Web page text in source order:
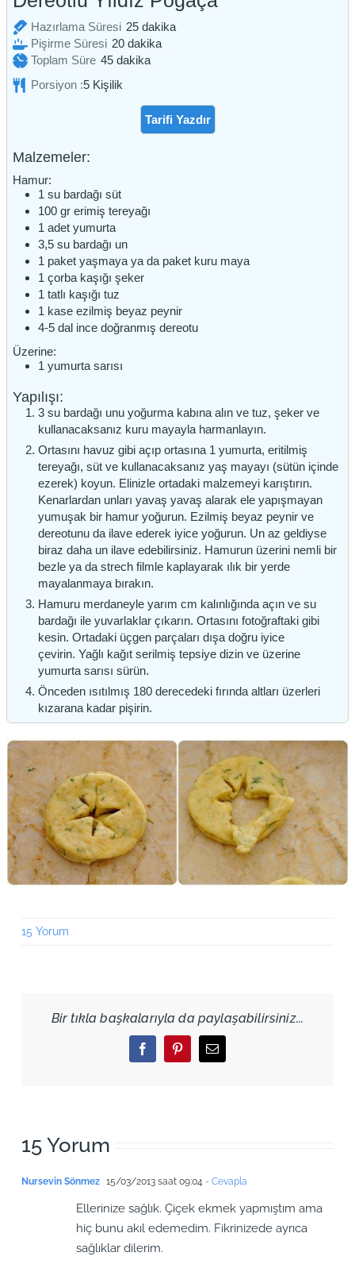
Hazırlama Süresi 25dakika
dakika
Pişirme Süresi 20dakika
dakika
Toplam Süre 45dakika
dakika
Porsiyon :5 Kişilik
Tarifi Yazdır
Malzemeler:
Hamur:
1 su bardağı süt
100 gr erimiş tereyağı
1 adet yumurta
3,5 su bardağı un
1 paket yaşmaya ya da paket kuru maya
1 çorba kaşığı şeker
1 tatlı kaşığı tuz
1 kase ezilmiş beyaz peynir
4-5 dal ince doğranmış dereotu
Üzerine:
1 yumurta sarısı
Yapılışı:
3 su bardağı unu yoğurma kabına alın ve tuz, şeker ve
kullanacaksanız kuru mayayla harmanlayın.
Ortasını havuz gibi açıp ortasına 1 yumurta, eritilmiş
tereyağı, süt ve kullanacaksanız yaş mayayı (sütün içinde
ezerek) koyun. Elinizle ortadaki malzemeyi karıştırın.
Kenarlardan unları yavaş yavaş alarak ele yapışmayan
yumuşak bir hamur yoğurun. Ezilmiş beyaz peynir ve
dereotunu da ilave ederek iyice yoğurun. Un az geldiyse
biraz daha un ilave edebilirsiniz. Hamurun üzerini nemli bir
bezle ya da strech filmle kaplayarak ılık bir yerde
mayalanmaya bırakın.
Hamuru merdaneyle yarım cm kalınlığında açın ve su
bardağı ile yuvarlaklar çıkarın. Ortasını fotoğraftaki gibi
kesin. Ortadaki üçgen parçaları dışa doğru iyice
çevirin. Yağlı kağıt serilmiş tepsiye dizin ve üzerine
yumurta sarısı sürün.
Önceden ısıtılmış 180 derecedeki fırında altları üzerleri
kızarana kadar pişirin.
15 Yorum
Bir tıkla başkalarıyla da paylaşabilirsiniz...
FacebookPinterestEmail
15 Yorum
Nursevin Sönmez 15/03/2013 saat 09:04 - Cevapla
Ellerinize sağlık. Çiçek ekmek yapmıştım ama
hiç bunu akıl edemedim. Fikrinizede ayrıca
sağlıklar dilerim.